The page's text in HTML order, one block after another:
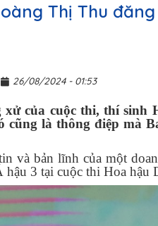
Thị Thu
26/08/2024 - 01:53
của cuộc thi, thí sinh
cũng là thông điệp mà
và bản lĩnh của một
hậu 3 tại cuộc thi Hoa hậu